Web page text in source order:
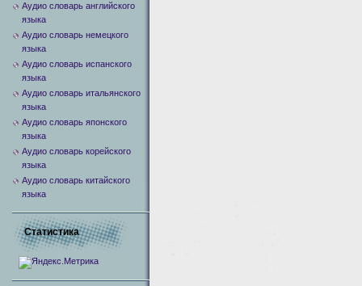
Аудио словарь английского
языка
Аудио словарь немецкого
языка
Аудио словарь испанского
языка
Аудио словарь итальянского
языка
Аудио словарь японского
языка
Аудио словарь корейского
языка
Аудио словарь китайского
языка
Статистика